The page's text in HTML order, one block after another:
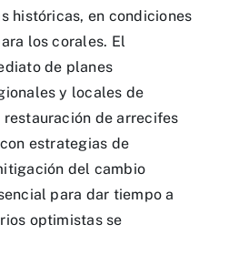
históricas, en condiciones
los corales. El
de planes
y locales de
restauración de arrecifes
estrategias de
del cambio
para dar tiempo a
optimistas se